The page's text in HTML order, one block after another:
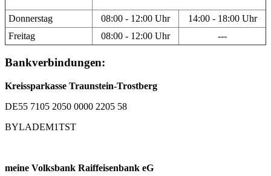
Donnerstag 08:00 - 12:00 Uhr
14:00 - 18:00 Uhr
Freitag
08:00 - 12:00 Uhr ---
Bankverbindungen:
Kreissparkasse Traunstein-Trostberg
DE55 7105 2050 0000 2205 58
BYLADEM1TST
meine Volksbank Raiffeisenbank eG